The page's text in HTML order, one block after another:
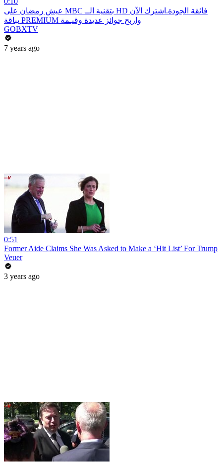
عيش رمضان على MBC بتقنية الــ HD فائقة الجودة.اشترك الآن
بباقة PREMIUM واربح جوائز عديدة وقيـمة
GOBXTV
7 years ago
0:51
Former Aide Claims She Was Asked to Make a ‘Hit List’ For Trump
Veuer
3 years ago